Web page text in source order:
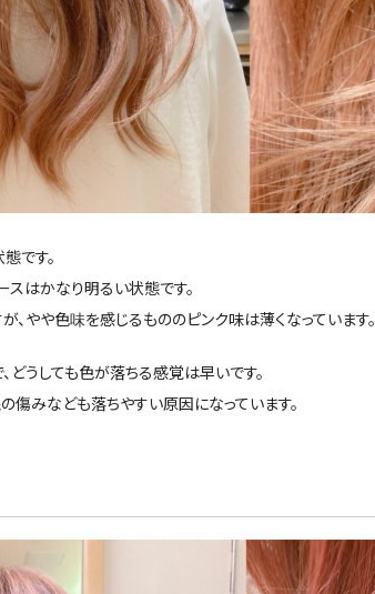
です。
スはかなり明るい状態です。
、やや色味を感じるもののピンク味は薄くなっています。
どうしても色が落ちる感覚は早いです。
傷みなども落ちやすい原因になっています。